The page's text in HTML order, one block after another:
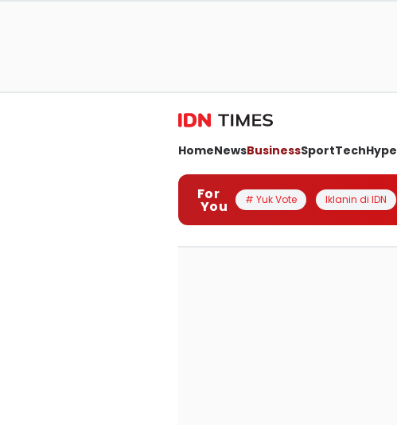
HomeNewsBusinessSportTechHype
For
You # Yuk Vote Iklanin di IDN